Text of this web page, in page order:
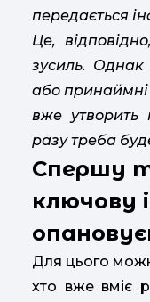
передається
Це,
зусиль. Однак
або
вже утворить
разу треба
Спершу
ключову
Для цього
хто вже вміє